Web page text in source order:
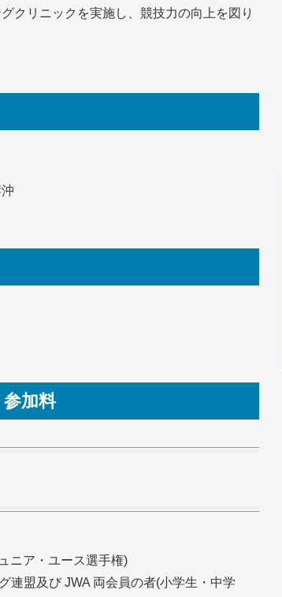
クリニックを実施し、競技力の向上を図り
加料
ニア・ユース選手権)
盟及び JWA 両会員の者(小学生・中学